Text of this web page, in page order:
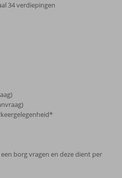
34 verdiepingen
borg vragen en deze dient per